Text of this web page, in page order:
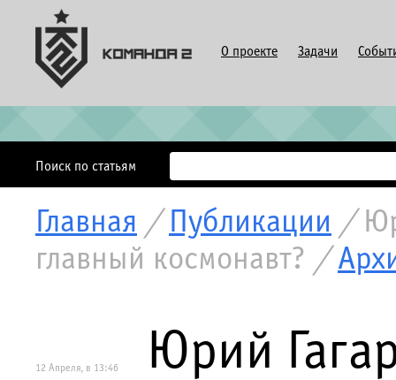
О проекте Задачи
Поиск по статьям
Главная / Публикации /
главный космонавт? /
12 Апреля, в 13:46
Юрий